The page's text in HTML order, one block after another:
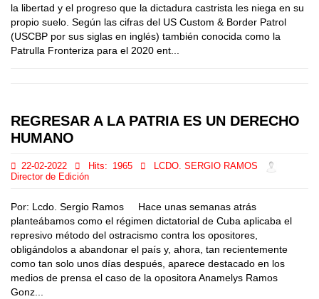
la libertad y el progreso que la dictadura castrista les niega en su
propio suelo. Según las cifras del US Custom & Border Patrol
(USCBP por sus siglas en inglés) también conocida como la
Patrulla Fronteriza para el 2020 ent...
REGRESAR A LA PATRIA ES UN DERECHO
HUMANO
22-02-2022 Hits: 1965
LCDO. SERGIO RAMOS
Director de Edición
Por: Lcdo. Sergio Ramos Hace unas semanas atrás
planteábamos como el régimen dictatorial de Cuba aplicaba el
represivo método del ostracismo contra los opositores,
obligándolos a abandonar el país y, ahora, tan recientemente
como tan solo unos días después, aparece destacado en los
medios de prensa el caso de la opositora Anamelys Ramos
Gonz...